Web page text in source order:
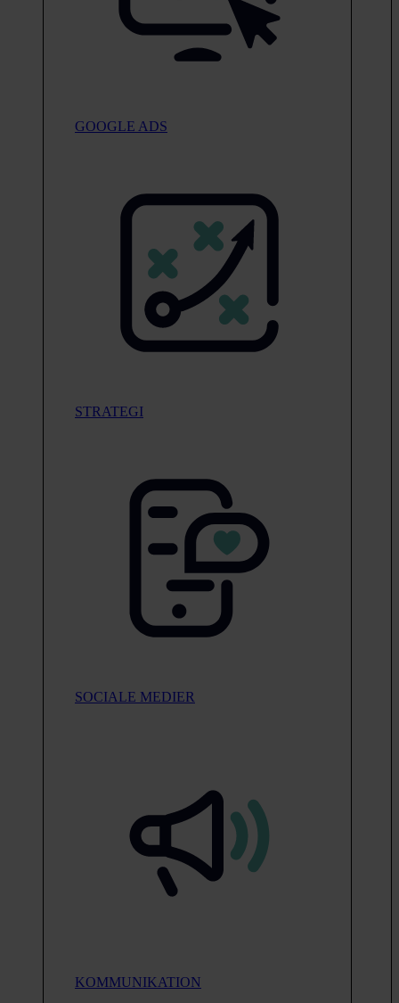
GOOGLE ADS
STRATEGI
SOCIALE MEDIER
KOMMUNIKATION